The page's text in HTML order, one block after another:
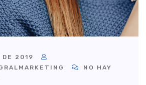
DE 2019
NO HAY